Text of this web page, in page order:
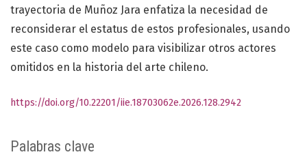
Palabras clave
trayectoria de Muñoz Jara enfatiza la necesidad de
reconsiderar el estatus de estos profesionales, usando
este caso como modelo para visibilizar otros actores
omitidos en la historia del arte chileno.
https://doi.org/10.22201/iie.18703062e.2026.128.2942